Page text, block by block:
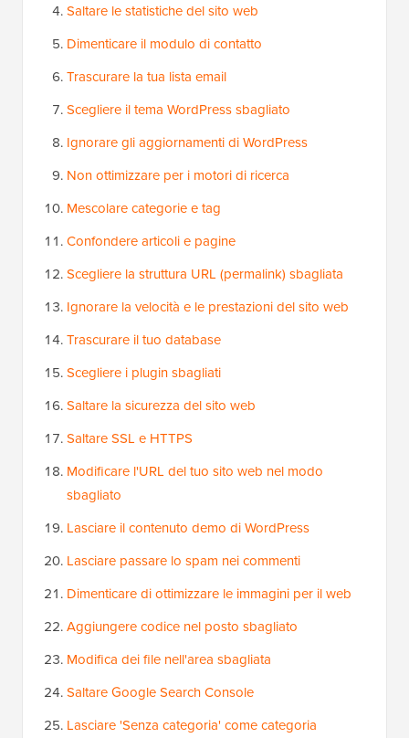
Saltare le statistiche del sito web
Dimenticare il modulo di contatto
Trascurare la tua lista email
Scegliere il tema WordPress sbagliato
Ignorare gli aggiornamenti di WordPress
Non ottimizzare per i motori di ricerca
Mescolare categorie e tag
Confondere articoli e pagine
Scegliere la struttura URL (permalink) sbagliata
Ignorare la velocità e le prestazioni del sito web
Trascurare il tuo database
Scegliere i plugin sbagliati
Saltare la sicurezza del sito web
Saltare SSL e HTTPS
Modificare l'URL del tuo sito web nel modo
sbagliato
Lasciare il contenuto demo di WordPress
Lasciare passare lo spam nei commenti
Dimenticare di ottimizzare le immagini per il web
Aggiungere codice nel posto sbagliato
Modifica dei file nell'area sbagliata
Saltare Google Search Console
Lasciare 'Senza categoria' come categoria